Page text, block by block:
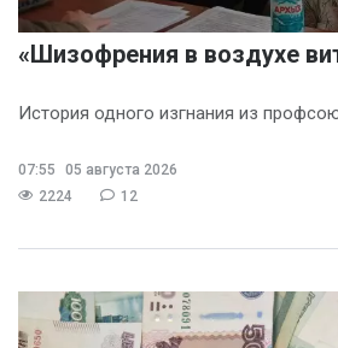
«Шизофрения в воздухе
История одного изгнания из
07:55
05 августа 2026
2224
12